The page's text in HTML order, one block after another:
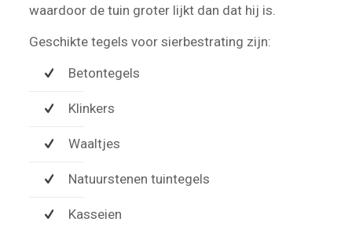
waardoor de tuin groter lijkt dan dat hij is.
Geschikte tegels voor sierbestrating zijn:
Betontegels
Klinkers
Waaltjes
Natuurstenen tuintegels
Kasseien